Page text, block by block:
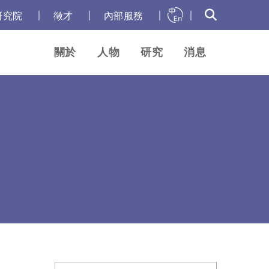
究院 徵才 內部服務
關於 人物 研究 消息